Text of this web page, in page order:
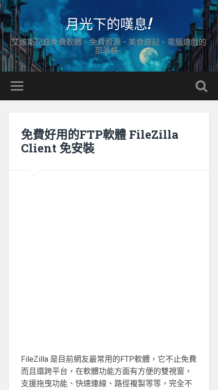
月光下的嘆息!
艾維斯記錄免費軟體、免費資源、美食遊記、電腦遊戲的
部落格…
免費好用的FTP軟體 FileZilla
Client 免安裝
FileZilla 是目前網友最常用的FTP軟體，它不止免費
而且還跨平台，在軟體功能方面有方便的雙視窗，
支援拖曳功能、快速連線、路徑複製等等，完全不